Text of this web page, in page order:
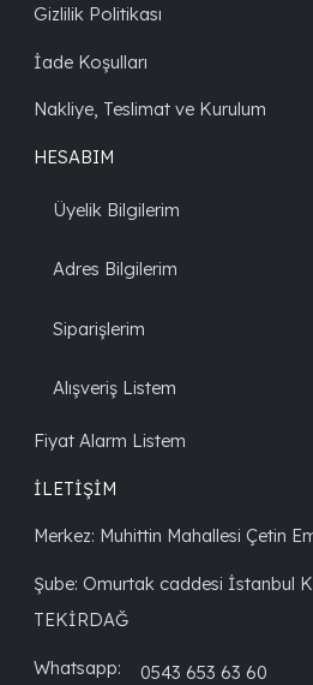
Gizlilik Politikası
İade Koşulları
Nakliye, Teslimat ve Kurulum
HESABIM
Üyelik Bilgilerim
Adres Bilgilerim
Siparişlerim
Alışveriş Listem
Fiyat Alarm Listem
İLETİŞİM
Merkez: Muhittin Mahallesi Çetin
Şube: Omurtak caddesi İstanbul
TEKİRDAĞ
Whatsapp: 0543 653 63 60